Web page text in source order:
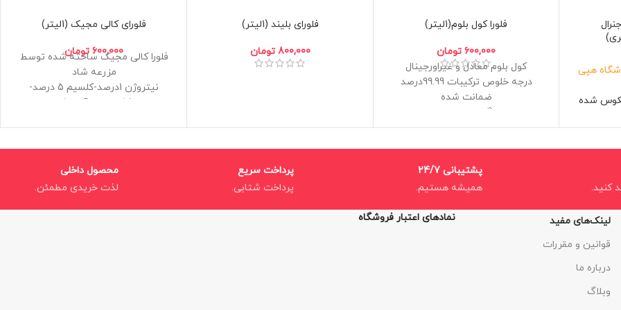
هپی
شده
حاوی سه لیتر کود با چگالی 99درصد
فلورا کول بلوم(1لیتر)
600,000 تومان
کول بلوم معادل و غیراورجینال
درجه خلوص ترکیبات 99.99درصد
ضمانت شده
بوستر گلدهی و میوه دهی
بدون نیتروژن
فلورای بلیند (1لیتر)
800,000 تومان
فلورای کالی مجیک (1لیتر)
600,000 تومان
فلورا کالی مجیک ساخته شده توسط
مزرعه شاد
نیتروژن 1درصد-کلسیم 5 درصد-
کوکوپیت و خاک
برای تمامی جداول کودهای جنرال
هیدروپونیک
محصول داخلی
لذت خریدی مطمئن.
پرداخت سریع
پرداخت شتابی.
پشتیبانی 24/7
همیشه هستیم.
کنید.
لینک‌های مفید
قوانین و مقررات
درباره ما
وبلاگ
نمادهای اعتبار فروشگاه